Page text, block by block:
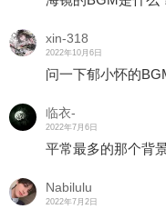
xin-318
2022年10月6日
问一下郁小怀的
临衣-
2022年7月6日
平常最多的那个背
Nabilulu
2022年7月2日